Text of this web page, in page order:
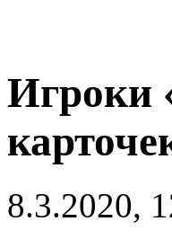
Игроки
8.3.2020,